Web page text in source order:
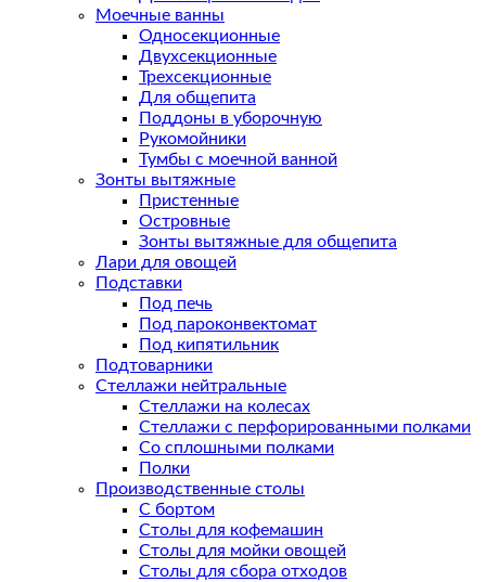
Моечные ванны
Односекционные
Двухсекционные
Трехсекционные
Для общепита
Поддоны в уборочную
Рукомойники
Тумбы с моечной ванной
Зонты вытяжные
Пристенные
Островные
Зонты вытяжные для общепита
Лари для овощей
Подставки
Под печь
Под пароконвектомат
Под кипятильник
Подтоварники
Стеллажи нейтральные
Стеллажи на колесах
Стеллажи с перфорированными полками
Со сплошными полками
Полки
Производственные столы
С бортом
Столы для кофемашин
Столы для мойки овощей
Столы для сбора отходов